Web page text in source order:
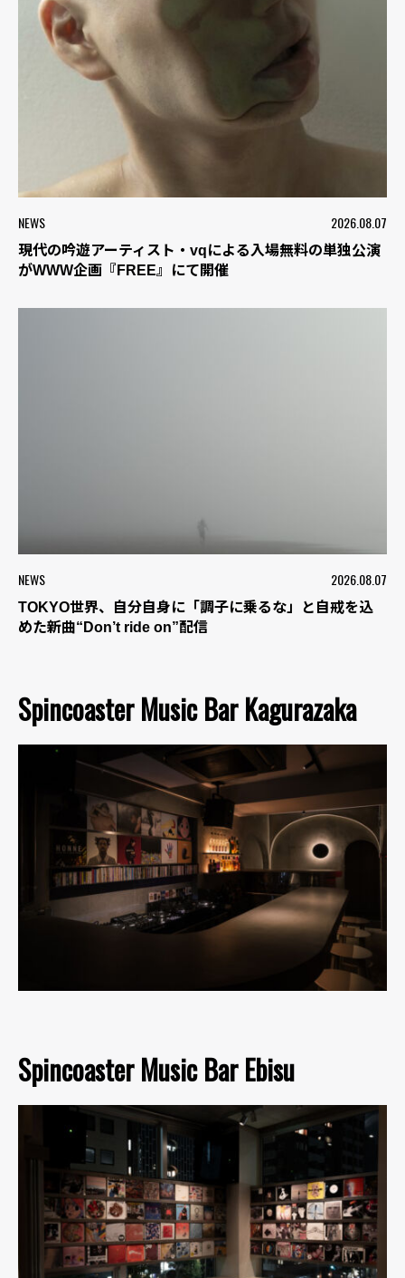
NEWS 2026.08.07
現代の吟遊アーティスト・vqによる入場無料の単独公演
がWWW企画『FREE』にて開催
NEWS 2026.08.07
TOKYO世界、自分自身に「調子に乗るな」と自戒を込
めた新曲“Don’t ride on”配信
Spincoaster Music Bar Kagurazaka
Spincoaster Music Bar Ebisu